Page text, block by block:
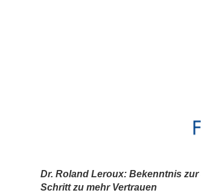
Dr. Roland Leroux: Bekenntnis
Schritt zu mehr Vertrauen